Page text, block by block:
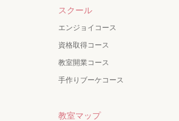
スクール
エンジョイコース
資格取得コース
教室開業コース
手作りブーケコース
教室マップ